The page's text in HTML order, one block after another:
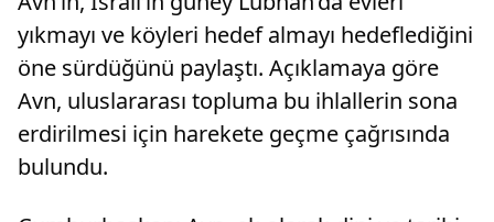
yıkmayı ve köyleri hedef almayı hedeflediğini
öne sürdüğünü paylaştı. Açıklamaya göre
Avn, uluslararası topluma bu ihlallerin sona
erdirilmesi için harekete geçme çağrısında
bulundu.